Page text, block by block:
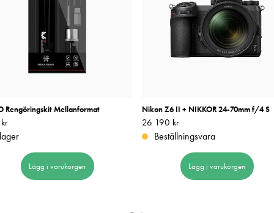
Rengöringskit Mellanformat
699 kr
Lägg i varukorgen
Nikon Z6 II + NIKKOR 24-70mm f/4 S
Pris :26 190 kr
26 190 kr
Beställningsvara
Lägg i varukorgen